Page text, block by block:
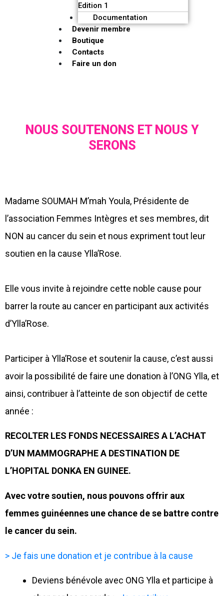
Edition 1
Documentation
Devenir membre
Boutique
Contacts
Faire un don
NOUS SOUTENONS ET NOUS Y
SERONS
Madame SOUMAH M’mah Youla, Présidente de
l’association Femmes Intègres et ses membres, dit
NON au cancer du sein et nous expriment tout leur
soutien en la cause Ylla’Rose.
Elle vous invite à rejoindre cette noble cause pour
barrer la route au cancer en participant aux activités
d’Ylla’Rose.
Participer à Ylla’Rose et soutenir la cause, c’est aussi
avoir la possibilité de faire une donation à l’ONG Ylla, et
ainsi, contribuer à l’atteinte de son objectif de cette
année :
RECOLTER LES FONDS NECESSAIRES A L’ACHAT
D’UN MAMMOGRAPHE A DESTINATION DE
L’HOPITAL DONKA EN GUINEE.
Avec votre soutien, nous pouvons offrir aux
femmes guinéennes une chance de se battre contre
le cancer du sein.
> Je fais une donation et je contribue à la cause
Deviens bénévole avec ONG Ylla et participe à